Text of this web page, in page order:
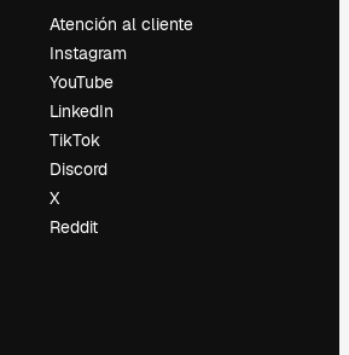
Atención al cliente
Instagram
YouTube
LinkedIn
TikTok
Discord
X
Reddit